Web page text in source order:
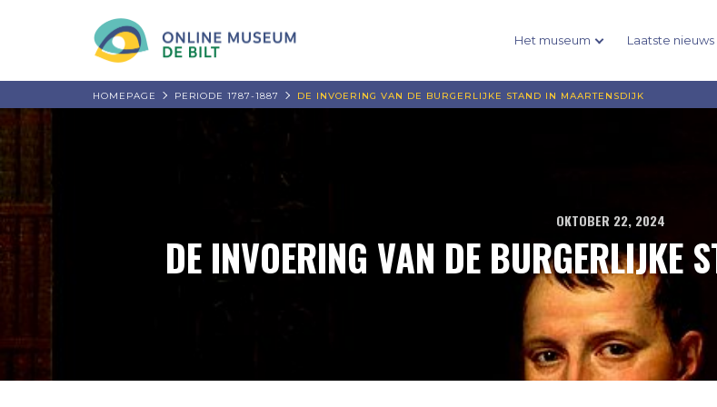
Het museum Laatste nieuws
HOMEPAGE PERIODE 1787-1887 DE INVOERING VAN DE BURGERLIJKE STAND IN MAARTENSDIJK
OKTOBER 22, 2024
DE INVOERING VAN DE BURGERLIJKE